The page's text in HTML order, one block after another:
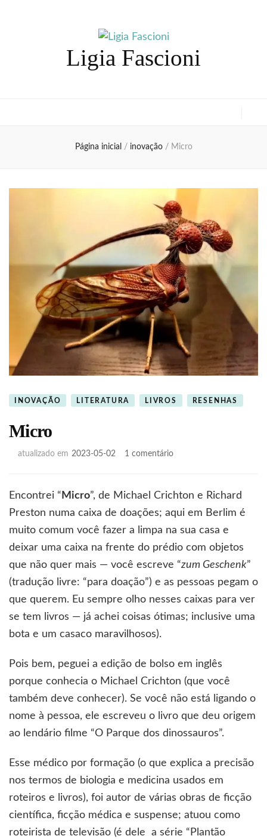
Ligia Fascioni
Página inicial / inovação / Micro
INOVAÇÃO LITERATURA LIVROS RESENHAS
Micro
atualizado em 2023-05-02 1 comentárioem
Encontrei “ Micro”, de Michael Crichton e Richard
Preston numa caixa de doações; aqui em Berlim é
muito comum você fazer a limpa na sua casa e
deixar uma caixa na frente do prédio com objetos
que não quer mais — você escreve “zum Geschenk”
(tradução livre: “para doação”) e as pessoas pegam o
que querem. Eu sempre olho nesses caixas para ver
se tem livros — já achei coisas ótimas; inclusive uma
bota e um casaco maravilhosos).
Pois bem, peguei a edição de bolso em inglês
porque conhecia o Michael Crichton (que você
também deve conhecer). Se você não está ligando o
nome à pessoa, ele escreveu o livro que deu origem
ao lendário filme “O Parque dos dinossauros”.
Esse médico por formação (o que explica a precisão
nos termos de biologia e medicina usados em
roteiros e livros), foi autor de várias obras de ficção
científica, ficção médica e suspense; atuou como
roteirista de televisão (é dele a série “Plantão